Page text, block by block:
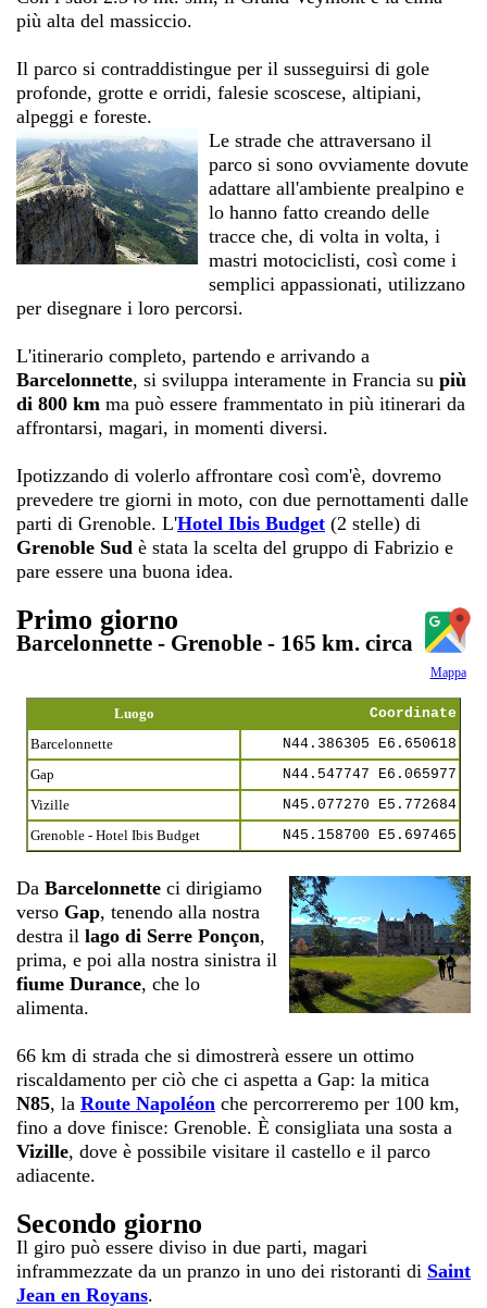
più alta del massiccio.
Il parco si contraddistingue per il susseguirsi di gole
profonde, grotte e orridi, falesie scoscese, altipiani,
alpeggi e foreste.
Le strade che attraversano il
parco si sono ovviamente dovute
adattare all'ambiente prealpino e
lo hanno fatto creando delle
tracce che, di volta in volta, i
mastri motociclisti, così come i
semplici appassionati, utilizzano
per disegnare i loro percorsi.
L'itinerario completo, partendo e arrivando a
Barcelonnette, si sviluppa interamente in Francia su più
di 800 km ma può essere frammentato in più itinerari da
affrontarsi, magari, in momenti diversi.
Ipotizzando di volerlo affrontare così com'è, dovremo
prevedere tre giorni in moto, con due pernottamenti dalle
parti di Grenoble. L'Hotel Ibis Budget (2 stelle) di
Grenoble Sud è stata la scelta del gruppo di Fabrizio e
pare essere una buona idea.
Mappa
Primo giorno
Barcelonnette - Grenoble - 165 km. circa
Luogo
Coordinate
Barcelonnette
N44.386305 E6.650618
Gap
N44.547747 E6.065977
Vizille
N45.077270 E5.772684
Grenoble - Hotel Ibis Budget
N45.158700 E5.697465
Da Barcelonnette ci dirigiamo
verso Gap, tenendo alla nostra
destra il lago di Serre Ponçon,
prima, e poi alla nostra sinistra il
fiume Durance, che lo
alimenta.
66 km di strada che si dimostrerà essere un ottimo
riscaldamento per ciò che ci aspetta a Gap: la mitica
N85, la Route Napoléon che percorreremo per 100 km,
fino a dove finisce: Grenoble. È consigliata una sosta a
Vizille, dove è possibile visitare il castello e il parco
adiacente.
Secondo giorno
Il giro può essere diviso in due parti, magari
inframmezzate da un pranzo in uno dei ristoranti di Saint
Jean en Royans.